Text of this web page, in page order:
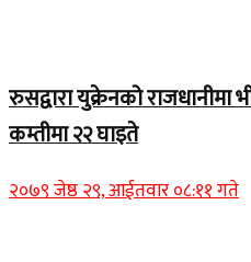
रुसद्वारा युक्रेनको
कम्तीमा २२ घाइते
२०७९ जेष्ठ २९, आईतवार ०८:११ गते